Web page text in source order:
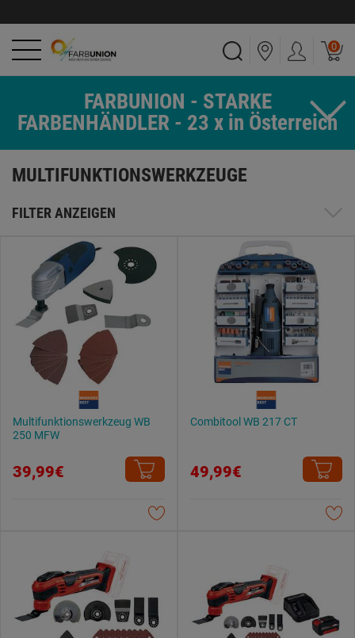
0
FARBUNION - STARKE
FARBENHÄNDLER - 23 x in Österreich
MULTIFUNKTIONSWERKZEUGE
FILTER ANZEIGEN
Multifunktionswerkzeug WB
250 MFW
39,99€
Combitool WB 217 CT
49,99€